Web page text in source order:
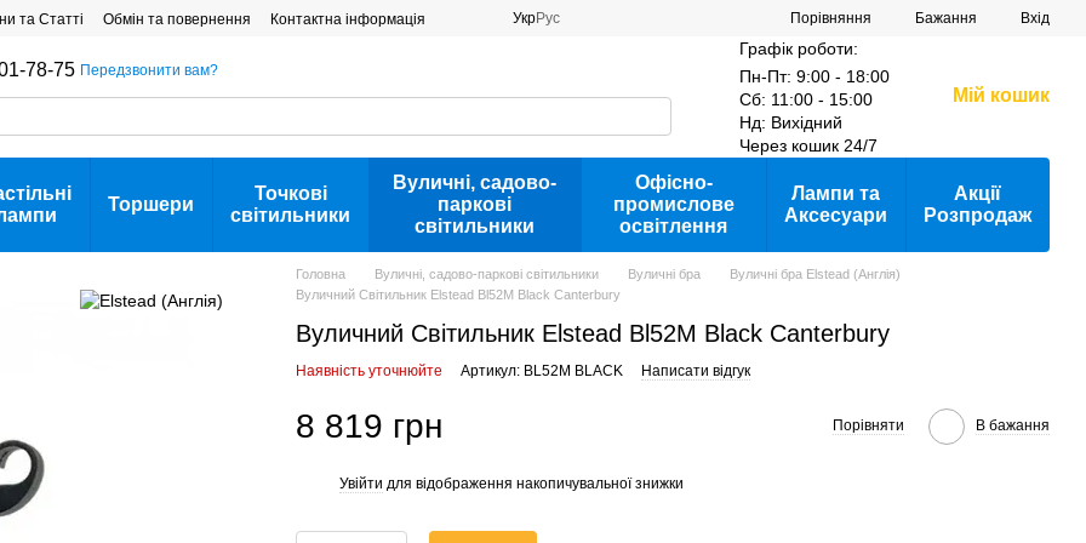
та Статті Обмін та повернення Контактна інформація УкрРус Порівняння Бажання Вхід
78-75 Передзвонити вам?
Графік роботи:
Пн-Пт: 9:00 - 18:00
Сб: 11:00 - 15:00
Нд: Вихідний
Через кошик 24/7
Мій кошик
Торшери
Точкові
світильники
Вуличні, садово-
паркові
світильники
Офісно-
промислове
освітлення
Лампи та
Аксесуари
Акції
Розпродаж
Головна Вуличні, садово-паркові світильники Вуличні бра
Вуличні бра Elstead (Англія)
Вуличний Світильник Elstead Bl52M Black Canterbury
Вуличний Світильник Elstead Bl52M Black Canterbury
Наявність уточнюйте Артикул: BL52M BLACK Написати відгук
8 819 грн Порівняти В бажання
Увійти для відображення накопичувальної знижки